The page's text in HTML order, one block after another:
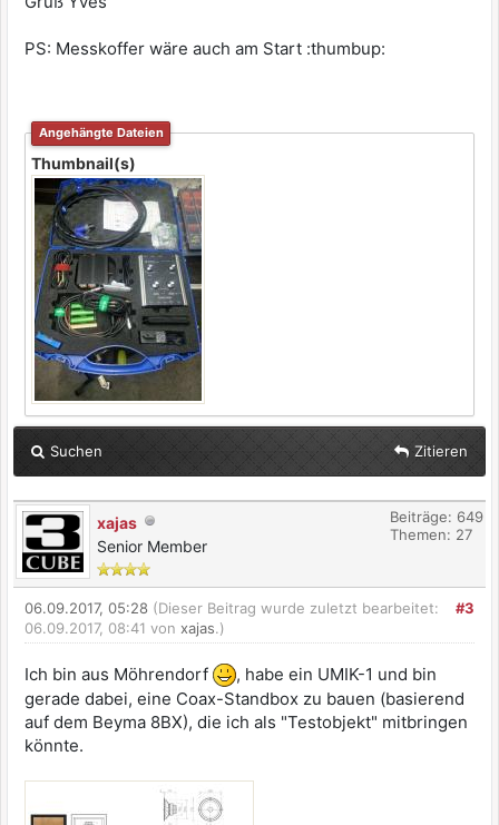
PS: Messkoffer wäre auch am Start :thumbup:
Angehängte Dateien
Thumbnail(s)
Suchen Zitieren
xajas
Senior Member
Beiträge: 649
Themen: 27
#3
06.09.2017, 05:28 (Dieser Beitrag wurde zuletzt bearbeitet:
06.09.2017, 08:41 von xajas.)
Ich bin aus Möhrendorf
, habe ein UMIK-1 und bin
gerade dabei, eine Coax-Standbox zu bauen (basierend
auf dem Beyma 8BX), die ich als "Testobjekt" mitbringen
könnte.